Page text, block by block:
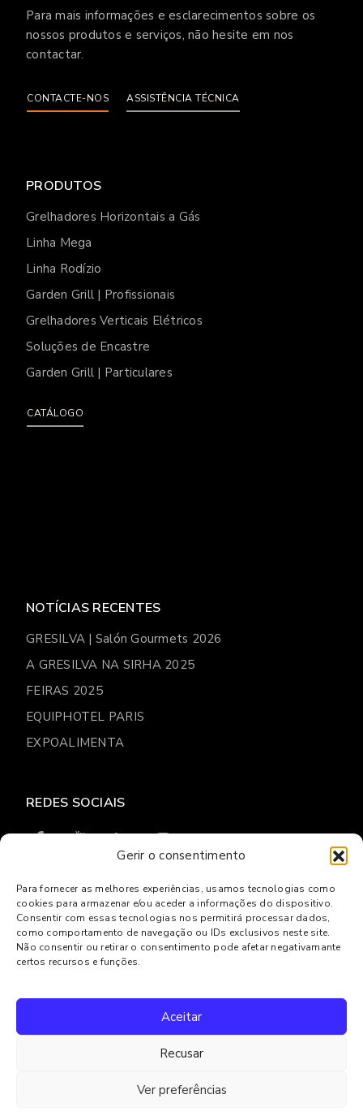
Gerir o consentimento
Para fornecer as melhores experiências, usamos tecnologias como
cookies para armazenar e/ou aceder a informações do dispositivo.
Consentir com essas tecnologias nos permitirá processar dados,
como comportamento de navegação ou IDs exclusivos neste site.
Não consentir ou retirar o consentimento pode afetar negativamante
certos recursos e funções.
Aceitar
Recusar
Ver preferências
Para mais informações e esclarecimentos sobre os
nossos produtos e serviços, não hesite em nos
contactar.
CONTACTE-NOS ASSISTÊNCIA TÉCNICA
PRODUTOS
Grelhadores Horizontais a Gás
Linha Mega
Linha Rodízio
Garden Grill | Profissionais
Grelhadores Verticais Elétricos
Soluções de Encastre
Garden Grill | Particulares
CATÁLOGO
NOTÍCIAS RECENTES
GRESILVA | Salón Gourmets 2026
A GRESILVA NA SIRHA 2025
FEIRAS 2025
EQUIPHOTEL PARIS
EXPOALIMENTA
REDES SOCIAIS
© 2026Gresilva
Política de privacidade
Livro de reclamações Online
Centro de Arbitragem e Conflitos de Lisboa
Powered by